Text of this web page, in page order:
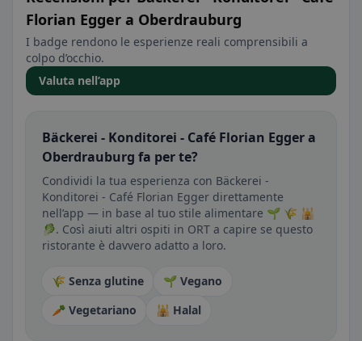
Florian Egger a Oberdrauburg
I badge rendono le esperienze reali comprensibili a
colpo d’occhio.
Valuta nell’app
Bäckerei - Konditorei - Café Florian Egger a
Oberdrauburg fa per te?
Condividi la tua esperienza con Bäckerei -
Konditorei - Café Florian Egger direttamente
nell’app — in base al tuo stile alimentare 🌱 🌾 🕌
🥬. Così aiuti altri ospiti in ORT a capire se questo
ristorante è davvero adatto a loro.
🌾 Senza glutine
🌱 Vegano
🥕 Vegetariano
🕌 Halal